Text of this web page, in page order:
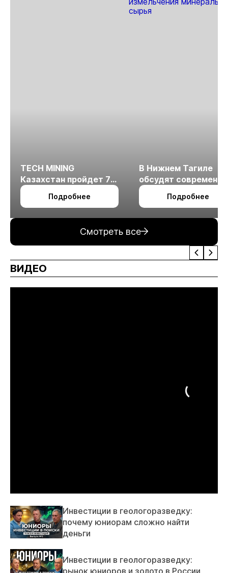
TECH MINING
Казахстан пройдет 7
октября в Алматы
Подробнее
В Нижнем Тагиле
обсудят
технологии
измельчения
Подробнее
Смотреть все
ВИДЕО
Инвестиции в геологоразведку:
почему юниорам сложно найти
деньги
Инвестиции в геологоразведку:
рынок юниоров и золото в России